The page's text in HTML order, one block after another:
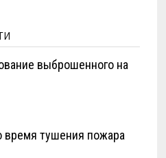
выброшенного на
тушения пожара